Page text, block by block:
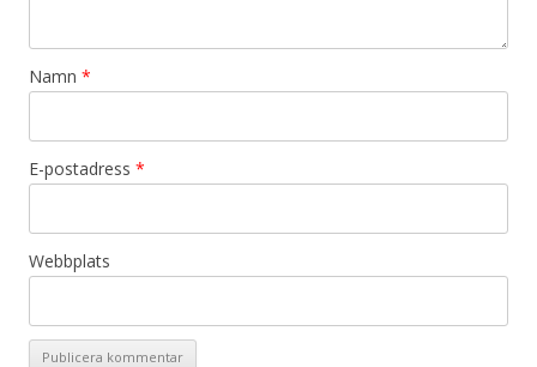
Namn *
E-postadress *
Webbplats